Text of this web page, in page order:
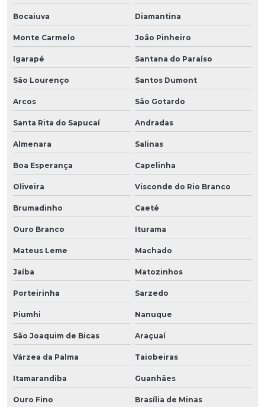
Bocaiuva Diamantina
Monte Carmelo João Pinheiro
Igarapé Santana do Paraíso
São Lourenço Santos Dumont
Arcos São Gotardo
Santa Rita do Sapucaí Andradas
Almenara Salinas
Boa Esperança Capelinha
Oliveira Visconde do Rio Branco
Brumadinho Caeté
Ouro Branco Iturama
Mateus Leme Machado
Jaíba Matozinhos
Porteirinha Sarzedo
Piumhi Nanuque
São Joaquim de Bicas Araçuaí
Várzea da Palma Taiobeiras
Itamarandiba Guanhães
Ouro Fino Brasília de Minas